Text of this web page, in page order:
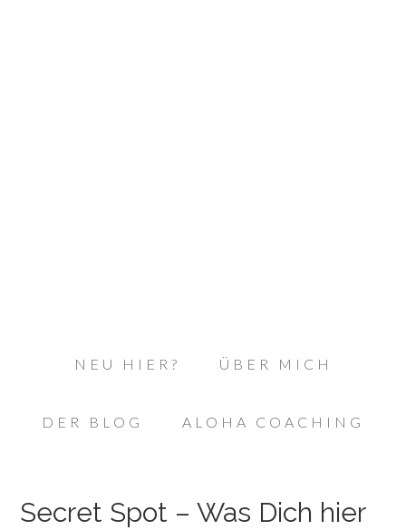
NEU HIER? ÜBER MICH
DER BLOG ALOHA COACHING
Secret Spot – Was Dich hier